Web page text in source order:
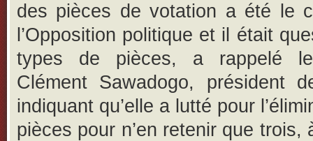
des pièces de votation a été le
l’Opposition politique et il était
types de pièces, a rappelé
Clément Sawadogo, président
indiquant qu’elle a lutté pour
pièces pour n’en retenir que trois,